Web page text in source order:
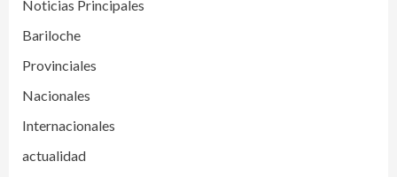
Noticias Principales
Bariloche
Provinciales
Nacionales
Internacionales
actualidad